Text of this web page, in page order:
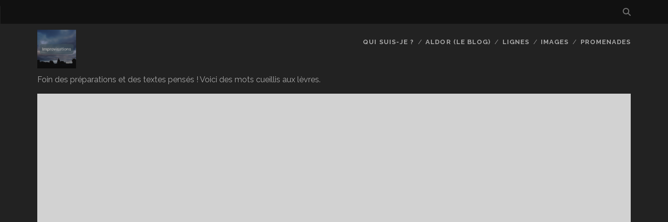
Foin des préparations et des textes pensés ! Voici des mots cueillis aux lèvres.
QUI SUIS-JE ? ALDOR (LE BLOG) LIGNES IMAGES PROMENADES